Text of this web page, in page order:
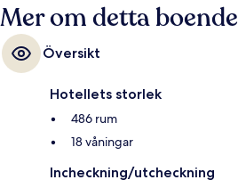
Mer om detta boende
Översikt
Hotellets storlek
486 rum
18 våningar
Incheckning/utcheckning